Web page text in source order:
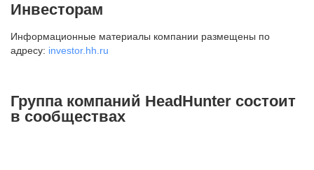
внутригородская территория
Муниципальный округ Тверской,
2-я Брестская ул., д. 48,
+7 495 980-64-27
Инвесторам
Информационные материалы компании размещены по
адресу: investor.hh.ru
Группа компаний HeadHunter состоит
в сообществах